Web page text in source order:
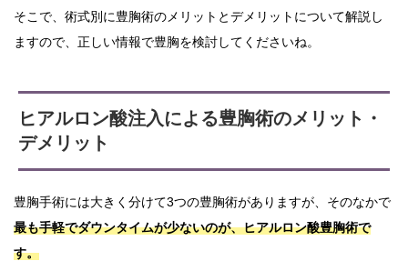
そこで、術式別に豊胸術のメリットとデメリットについて解説し
ますので、正しい情報で豊胸を検討してくださいね。
ヒアルロン酸注入による豊胸術のメリット・
デメリット
豊胸手術には大きく分けて3つの豊胸術がありますが、そのなかで
最も手軽でダウンタイムが少ないのが、ヒアルロン酸豊胸術で
す。